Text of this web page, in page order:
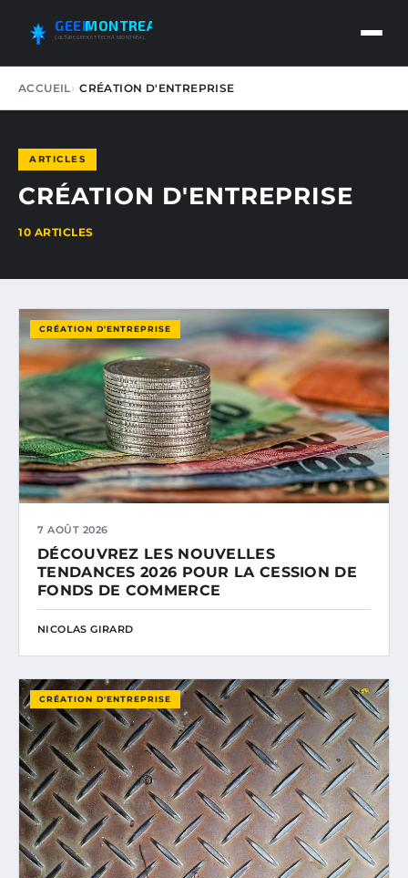
GEEKMONTREAL
CULTURE GEEK ET TECH À MONTRÉAL
ACCUEIL CRÉATION D'ENTREPRISE
ARTICLES
CRÉATION D'ENTREPRISE
10 ARTICLES
CRÉATION D'ENTREPRISE
7 AOÛT 2026
DÉCOUVREZ LES NOUVELLES
TENDANCES 2026 POUR LA CESSION DE
FONDS DE COMMERCE
NICOLAS GIRARD
CRÉATION D'ENTREPRISE